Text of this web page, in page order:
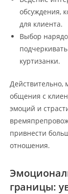
обсуждения,
для клиента.
Выбор
куртизанки.
Действительно,
общения с
эмоций и
привнести
отношения.
границы: